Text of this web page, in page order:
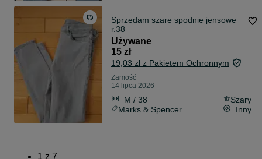
Sprzedam szare spodnie jensowe
r.38
Używane
15 zł
19,03 zł z Pakietem Ochronnym
Zamość
14 lipca 2026
M / 38
Szary
Marks & Spencer
Inny
1 z 7